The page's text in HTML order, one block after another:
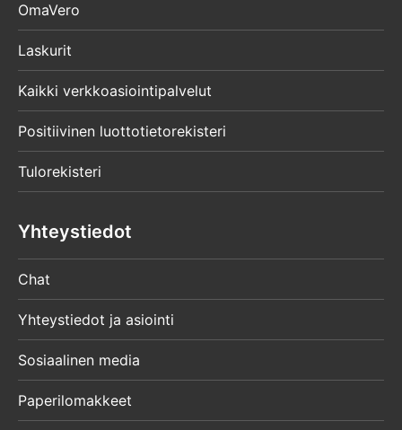
OmaVero
Laskurit
Kaikki verkkoasiointipalvelut
Positiivinen luottotietorekisteri
Tulorekisteri
Yhteystiedot
Chat
Yhteystiedot ja asiointi
Sosiaalinen media
Paperilomakkeet